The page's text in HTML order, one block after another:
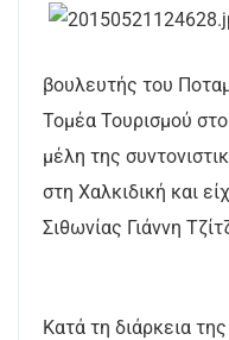
βουλευτής του
Τομέα Τουρισμού στο
μέλη της
στη Χαλκιδική και
Σιθωνίας Γιάννη
Κατά τη διάρκεια